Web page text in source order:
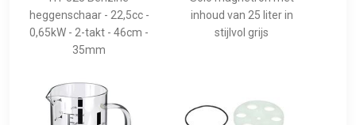
heggenschaar - 22,5cc -
0,65kW - 2-takt - 46cm -
35mm
inhoud van 25 liter in
stijlvol grijs